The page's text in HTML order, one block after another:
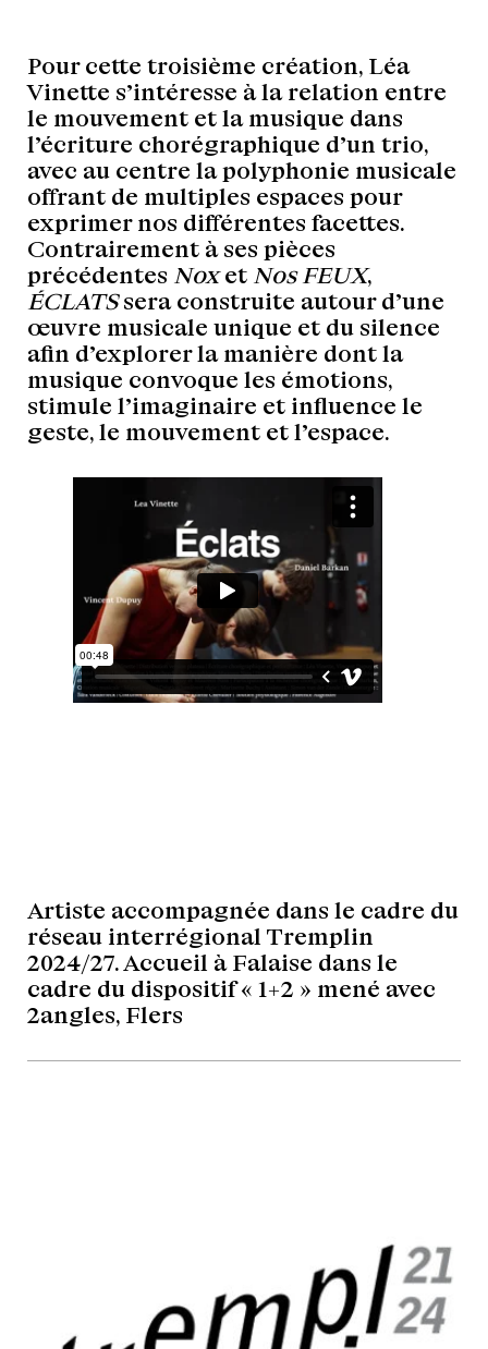
Pour cette troisième création, Léa
Vinette s’intéresse à la relation entre
le mouvement et la musique dans
l’écriture chorégraphique d’un trio,
avec au centre la polyphonie musicale
offrant de multiples espaces pour
exprimer nos différentes facettes.
Contrairement à ses pièces
précédentes Noxet Nos FEUX,
ÉCLATSsera construite autour d’une
œuvre musicale unique et du silence
afin d’explorer la manière dont la
musique convoque les émotions,
stimule l’imaginaire et influence le
geste, le mouvement et l’espace.
Artiste accompagnée dans le cadre du
réseau interrégional Tremplin
2024/27. Accueil à Falaise dans le
cadre du dispositif « 1+2 » mené avec
2angles, Flers